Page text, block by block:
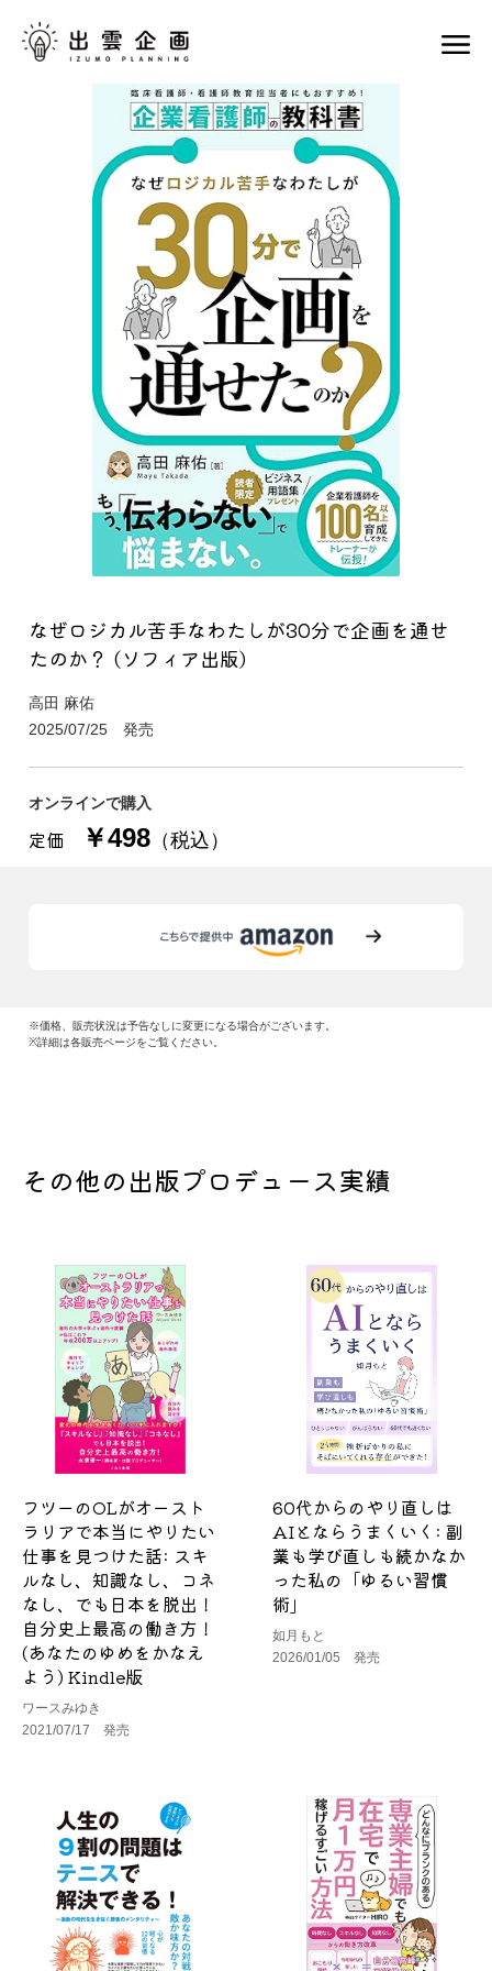
なぜロジカル苦手なわたしが30分で企画を通せ
たのか？ (ソフィア出版)
高田 麻佑
2025/07/25 発売
オンラインで購入
定価 ￥498 （税込）
※価格、販売状況は予告なしに変更になる場合がございます。
※詳細は各販売ページをご覧ください。
その他の出版プロデュース実績
フツーのOLがオースト
ラリアで本当にやりたい
仕事を見つけた話: スキ
ルなし、知識なし、コネ
なし、でも日本を脱出！
自分史上最高の働き方！
(あなたのゆめをかなえ
よう) Kindle版
ワースみゆき
2021/07/17 発売
60代からのやり直しは
AIとならうまくいく: 副
業も学び直しも続かなか
った私の「ゆるい習慣
術」
如月もと
2026/01/05 発売